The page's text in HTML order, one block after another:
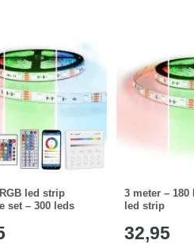
led strip
set – 300 leds
3 meter – 180
led strip
32,95